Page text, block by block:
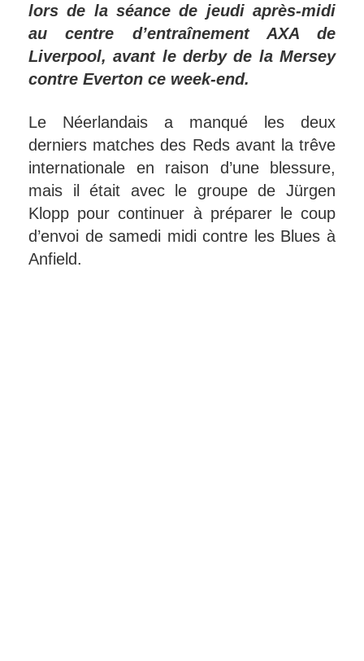
l’entraînement avec ses coéquipiers
lors de la séance de jeudi après-midi
au centre d’entraînement AXA de
contre Everton ce week-end.
Le Néerlandais a manqué les deux
derniers matches des Reds avant la trêve
internationale en raison d’une blessure,
mais il était avec le groupe de Jürgen
Klopp pour continuer à préparer le coup